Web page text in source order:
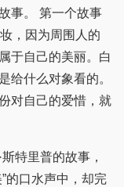
事。 第一个故事
，因为周围人的
于自己的美丽。白
给什么对象看的。
对自己的爱惜，就
特里普的故事，
的口水声中，却完